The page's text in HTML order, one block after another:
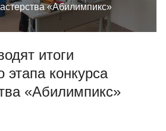
«Абилимпикс»
итоги
этапа конкурса
«Абилимпикс»